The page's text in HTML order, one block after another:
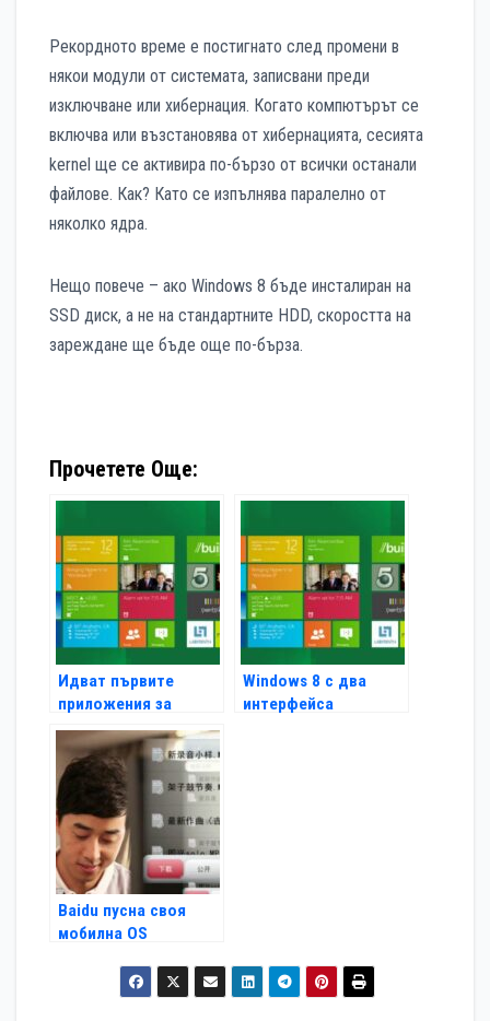
Рекордното време е постигнато след промени в
някои модули от системата, записвани преди
изключване или хибернация. Когато компютърът се
включва или възстановява от хибернацията, сесията
kernel ще се активира по-бързо от всички останали
файлове. Как? Като се изпълнява паралелно от
няколко ядра.
Нещо повече – ако Windows 8 бъде инсталиран на
SSD диск, а не на стандартните HDD, скоростта на
зареждане ще бъде още по-бърза.
Прочетете Още:
Идват първите
приложения за
Windows 8
Windows 8 с два
интерфейса
Baidu пусна своя
мобилна OS